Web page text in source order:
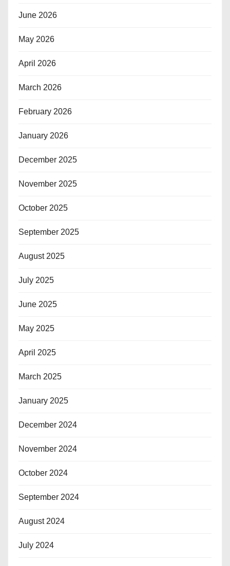
June 2026
May 2026
April 2026
March 2026
February 2026
January 2026
December 2025
November 2025
October 2025
September 2025
August 2025
July 2025
June 2025
May 2025
April 2025
March 2025
January 2025
December 2024
November 2024
October 2024
September 2024
August 2024
July 2024